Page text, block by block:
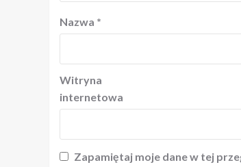
Nazwa *
Witryna
internetowa
Zapamiętaj moje dane w tej